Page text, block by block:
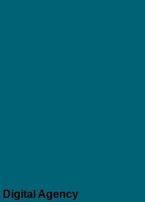
Digital Agency